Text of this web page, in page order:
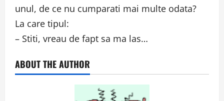
unul, de ce nu cumparati mai multe odata?
La care tipul:
– Stiti, vreau de fapt sa ma las…
ABOUT THE AUTHOR